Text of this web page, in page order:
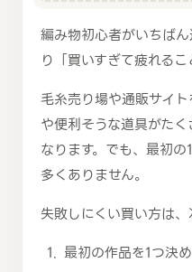
編み物初心者がいちば
り「買いすぎて疲れるこ
毛糸売り場や通販サイ
や便利そうな道具がた
なります。でも、最初
多くありません。
失敗しにくい買い方は、
最初の作品を1つ決